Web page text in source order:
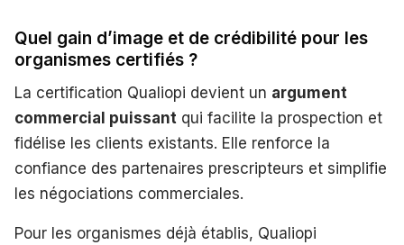
Quel gain d’image et de crédibilité pour les
organismes certifiés ?
La certification Qualiopi devient un argument
commercial puissant qui facilite la prospection et
fidélise les clients existants. Elle renforce la
confiance des partenaires prescripteurs et simplifie
les négociations commerciales.
Pour les organismes déjà établis, Qualiopi